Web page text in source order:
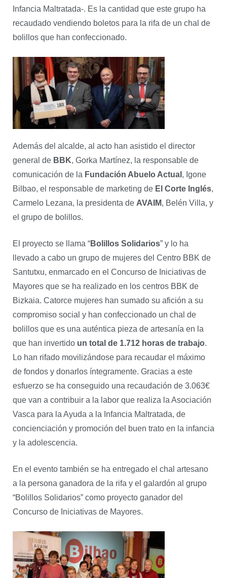
Infancia Maltratada-. Es la cantidad que este grupo ha
recaudado vendiendo boletos para la rifa de un chal de
bolillos que han confeccionado.
Además del alcalde, al acto han asistido el director
general de BBK, Gorka Martínez, la responsable de
comunicación de la Fundación Abuelo Actual , Igone
Bilbao, el responsable de marketing de El Corte Inglés,
Carmelo Lezana, la presidenta de AVAIM, Belén Villa, y
el grupo de bolillos.
El proyecto se llama “Bolillos Solidarios” y lo ha
llevado a cabo un grupo de mujeres del Centro BBK de
Santutxu, enmarcado en el Concurso de Iniciativas de
Mayores que se ha realizado en los centros BBK de
Bizkaia. Catorce mujeres han sumado su afición a su
compromiso social y han confeccionado un chal de
bolillos que es una auténtica pieza de artesanía en la
que han invertido un total de 1.712 horas de trabajo.
Lo han rifado movilizándose para recaudar el máximo
de fondos y donarlos íntegramente. Gracias a este
esfuerzo se ha conseguido una recaudación de 3.063€
que van a contribuir a la labor que realiza la Asociación
Vasca para la Ayuda a la Infancia Maltratada, de
concienciación y promoción del buen trato en la infancia
y la adolescencia.
En el evento también se ha entregado el chal artesano
a la persona ganadora de la rifa y el galardón al grupo
“Bolillos Solidarios” como proyecto ganador del
Concurso de Iniciativas de Mayores.